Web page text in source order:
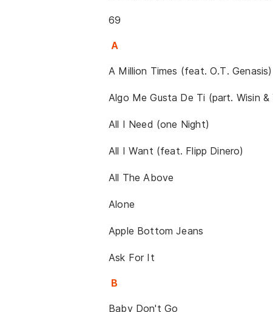
69
A
A Million Times (feat. O.T. Genasis)
Algo Me Gusta De Ti (part. Wisin
All I Need (one Night)
All I Want (feat. Flipp Dinero)
All The Above
Alone
Apple Bottom Jeans
Ask For It
B
Baby Don't Go